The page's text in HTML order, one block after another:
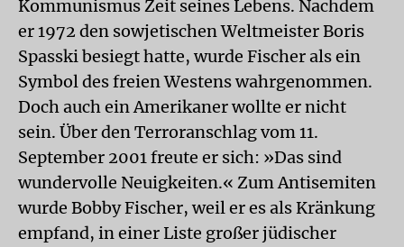
Kommunismus Zeit seines Lebens. Nachdem
er 1972 den sowjetischen Weltmeister Boris
Spasski besiegt hatte, wurde Fischer als ein
Symbol des freien Westens wahrgenommen.
Doch auch ein Amerikaner wollte er nicht
sein. Über den Terroranschlag vom 11.
September 2001 freute er sich: »Das sind
wundervolle Neuigkeiten.« Zum Antisemiten
wurde Bobby Fischer, weil er es als Kränkung
empfand, in einer Liste großer jüdischer